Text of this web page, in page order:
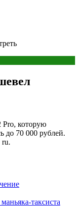
Pro, которую
до 70 000 рублей.
таксиста